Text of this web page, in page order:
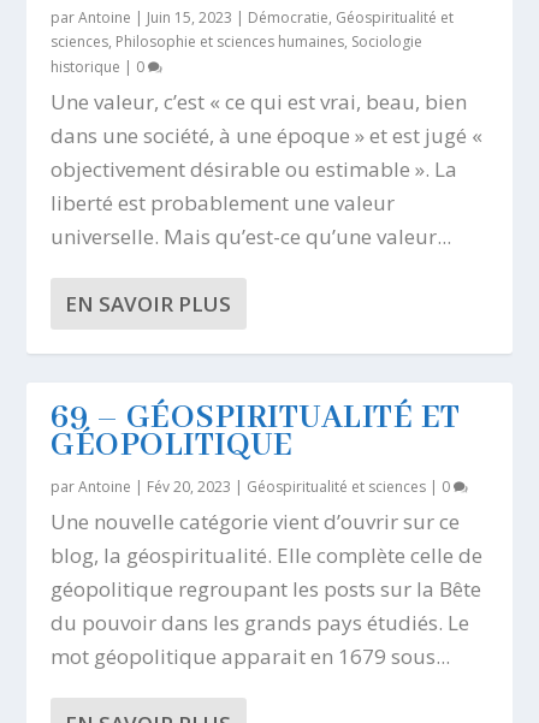
parAntoine | Juin 15, 2023 | Démocratie, Géospiritualité et
sciences, Philosophie et sciences humaines, Sociologie
historique | 0
Une valeur, c’est « ce qui est vrai, beau, bien
dans une société, à une époque » et est jugé «
objectivement désirable ou estimable ». La
liberté est probablement une valeur
universelle. Mais qu’est-ce qu’une valeur...
EN SAVOIR PLUS
69 – GÉOSPIRITUALITÉ ET
GÉOPOLITIQUE
parAntoine | Fév 20, 2023 | Géospiritualité et sciences | 0
Une nouvelle catégorie vient d’ouvrir sur ce
blog, la géospiritualité. Elle complète celle de
géopolitique regroupant les posts sur la Bête
du pouvoir dans les grands pays étudiés. Le
mot géopolitique apparait en 1679 sous...